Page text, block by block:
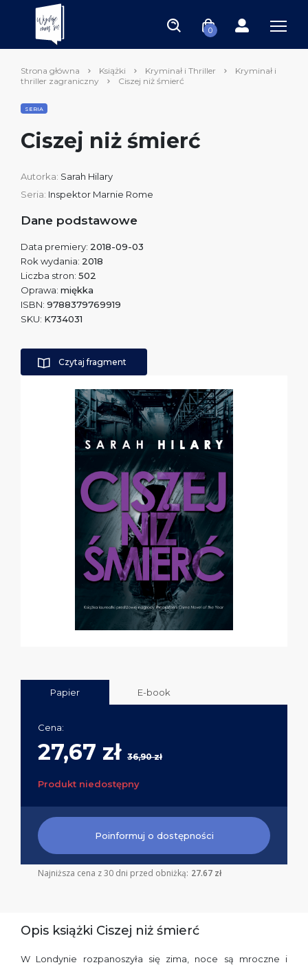
0
Strona główna Książki Kryminał i Thriller
Kryminał i
thriller zagraniczny
Ciszej niż śmierć
SERIA
Ciszej niż śmierć
Autorka: Sarah Hilary
Seria: Inspektor Mar­nie Rome
Dane podstawowe
Data premiery: 2018-09-03
Rok wydania: 2018
Liczba stron: 502
Oprawa: miękka
ISBN: 9788379769919
SKU: K734031
Czytaj fragment
Papier E-book
Cena:
27,67 zł 36,90 zł
Produkt niedostępny
Poinformuj o dostępności
Najniższa cena z 30 dni przed obniżką: 27.67 zł
Opis książki Ciszej niż śmierć
W Londynie rozpanoszyła się zima, noce są mroczne i